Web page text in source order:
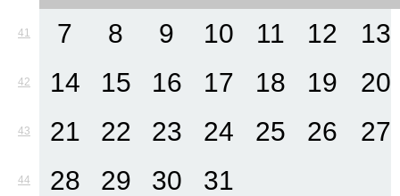
41 7 8 9 10 11 12 13
42 14 15 16 17 18 19 20
43 21 22 23 24 25 26 27
44 28 29 30 31